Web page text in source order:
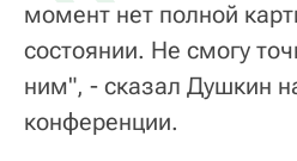
момент нет полной
состоянии. Не смогу
ним", - сказал Душкин
конференции.